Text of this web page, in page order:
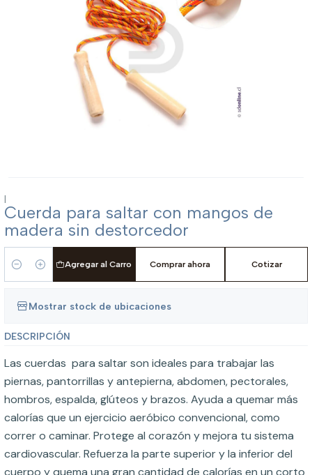
|
Cuerda para saltar con mangos de
madera sin destorcedor
Cantidad
Agregar al Carro Comprar ahora Cotizar
Mostrar stock de ubicaciones
DESCRIPCIÓN
Las cuerdas para saltar son ideales para trabajar las
piernas, pantorrillas y antepierna, abdomen, pectorales,
hombros, espalda, glúteos y brazos. Ayuda a quemar más
calorías que un ejercicio aeróbico convencional, como
correr o caminar. Protege al corazón y mejora tu sistema
cardiovascular. Refuerza la parte superior y la inferior del
cuerpo y quema una gran cantidad de calorías en un corto